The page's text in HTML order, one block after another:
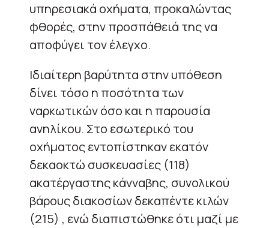
υπηρεσιακά οχήματα, προκαλώντας
φθορές, στην προσπάθειά της να
αποφύγει τον έλεγχο.
Ιδιαίτερη βαρύτητα στην υπόθεση
δίνει τόσο η ποσότητα των
ναρκωτικών όσο και η παρουσία
ανηλίκου. Στο εσωτερικό του
οχήματος εντοπίστηκαν εκατόν
δεκαοκτώ συσκευασίες (118)
ακατέργαστης κάνναβης, συνολικού
βάρους διακοσίων δεκαπέντε κιλών
(215) , ενώ διαπιστώθηκε ότι μαζί με